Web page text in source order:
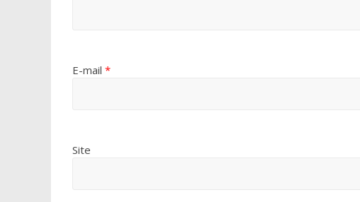
E-mail *
Site